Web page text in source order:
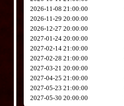
2026-11-08 21:00:00
2026-11-29 20:00:00
2026-12-27 20:00:00
2027-01-24 20:00:00
2027-02-14 21:00:00
2027-02-28 21:00:00
2027-03-21 20:00:00
2027-04-25 21:00:00
2027-05-23 21:00:00
2027-05-30 20:00:00